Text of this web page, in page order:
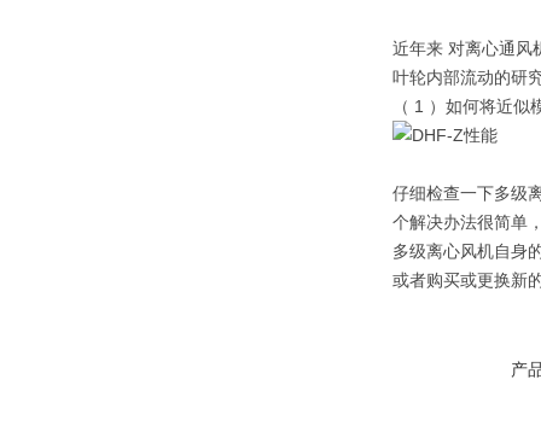
近年来 对离心通风
叶轮内部流动的研
（ 1 ）如何将近
仔细检查一下多级
个解决办法很简单
多级离心风机自身
或者购买或更换新
产